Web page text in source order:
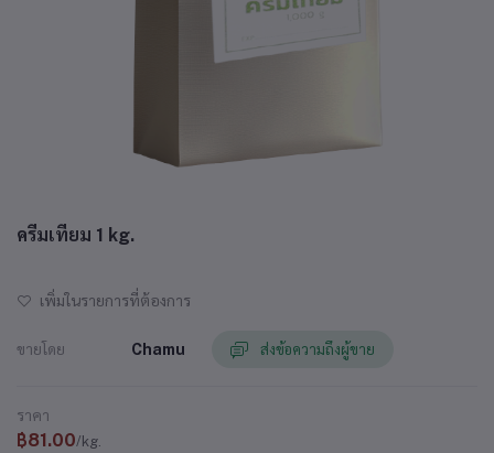
ครีมเทียม 1 kg.
เพิ่มในรายการที่ต้องการ
ขายโดย Chamu ส่งข้อความถึงผู้ขาย
ราคา
฿81.00/kg.